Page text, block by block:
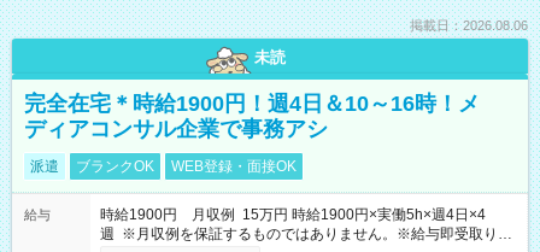
掲載日：2026.08.06
未読
完全在宅＊時給1900円！週4日＆10～16時！メ
ディアコンサル企業で事務アシ
派遣 ブランクOK WEB登録・面接OK
給与
時給1900円 月収例 15万円 時給1900円×実働5h×週4日×4
週 ※月収例を保証するものではありません。※給与即受取りサ